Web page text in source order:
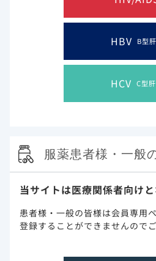
ジセレカ®錠 製品サ
代わるものではござ
プライバシー・ステイトメン
HBV B型
HCV C型
服薬患者様・一般
当サイトは医療関係者向けと
患者様・一般の皆様は会員専用
登録することができませんので